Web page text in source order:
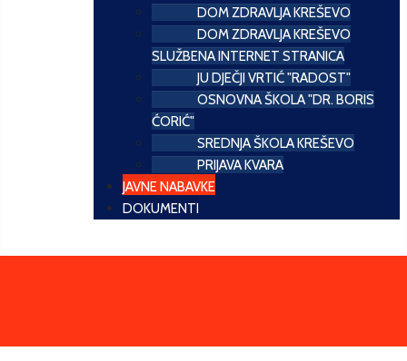
DOM ZDRAVLJA KREŠEVO
DOM ZDRAVLJA KREŠEVO
SLUŽBENA INTERNET STRANICA
JU DJEČJI VRTIĆ "RADOST"
OSNOVNA ŠKOLA "DR. BORIS
ĆORIĆ"
SREDNJA ŠKOLA KREŠEVO
PRIJAVA KVARA
JAVNE NABAVKE
DOKUMENTI